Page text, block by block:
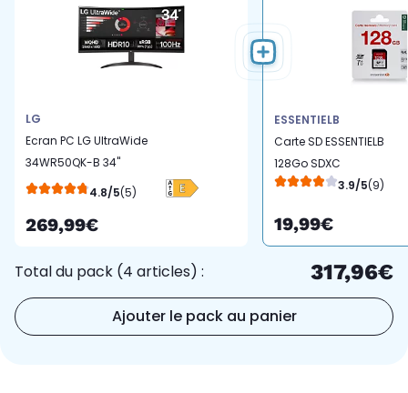
LG
Ecran PC LG UltraWide
34WR50QK-B 34"
incurvé VA WQHD 100 Hz
4.8/5(5)
269,99€
ESSENTIELB
Carte SD ESSENTIELB
128Go SDXC
3.9/5(9)
19,99€
Total du pack (4 articles) : 317,96€
Ajouter le pack au panier